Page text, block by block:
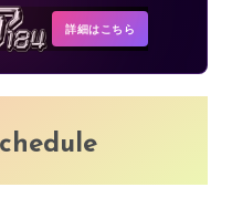
詳細はこちら